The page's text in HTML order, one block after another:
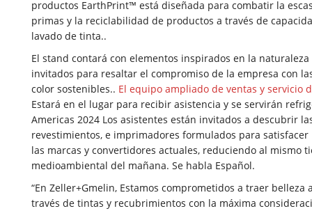
productos EarthPrint™ está diseñada para combatir la
primas y la reciclabilidad de productos a través de
lavado de tinta..
El stand contará con elementos inspirados en la
invitados para resaltar el compromiso de la empresa con
color sostenibles.. El equipo ampliado de ventas y servicio
Estará en el lugar para recibir asistencia y se servirán
Americas 2024 Los asistentes están invitados a descubrir
revestimientos, e imprimadores formulados para satisfacer
las marcas y convertidores actuales, reduciendo al mismo
medioambiental del mañana. Se habla Español.
“En Zeller+Gmelin, Estamos comprometidos a traer belleza
través de tintas y recubrimientos con la máxima